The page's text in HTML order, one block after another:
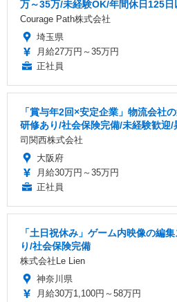
万～35万/未経験OK/年間休日125
Courage Path株式会社
埼玉県
月給27万円～35万円
正社員
「賞与年2回×安定企業」物流会社
研修あり/社会保険完備/未経験歓迎/
司関西株式会社
大阪府
月給30万円～35万円
正社員
「土日祝休み」ゲーム内映像の編
り/社会保険完備
株式会社Le Lien
神奈川県
月給30万1,100円～58万円